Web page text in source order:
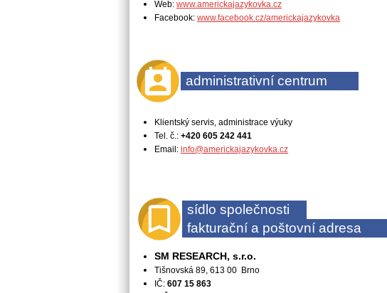
Web: www.americkajazykovka.cz
Facebook: www.facebook.cz/americkajazykovka
administrativní centrum
Klientský servis, administrace výuky
Tel. č.: +420 605 242 441
Email: info@americkajazykovka.cz
sídlo společnosti
fakturační a poštovní adresa
SM RESEARCH, s.r.o.
Tišnovská 89, 613 00 Brno
IČ: 607 15 863